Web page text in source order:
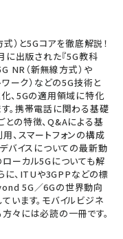
）と5Gコアを徹底解説！
出版された『5G教科
NR（新無線方式）や
ワーク）などの5G技術と
、5Gの適用領域に特化
。携帯電話に関わる基礎
の特徴、Q&Aによる基
、スマートフォンの構成
バイスについての最新動
ローカル5Gについても解
に、ITUや3GPPなどの標
5G／6Gの世界動向
います。モバイルビジネ
々には必読の一冊です。